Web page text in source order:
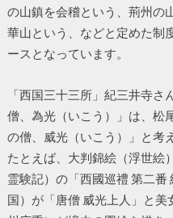
の山鎮を会稽という、荊州の
華山という、などと定めた制
ースとなっています。
「西国三十三所」紀三井寺
僧、為光（いこう）」は、松
の僧、威光（いこう）」と考
たとえば、大判錦絵（浮世絵
霊験記）の「西國巡禮 第二
国）が「唐僧 威光上人」と